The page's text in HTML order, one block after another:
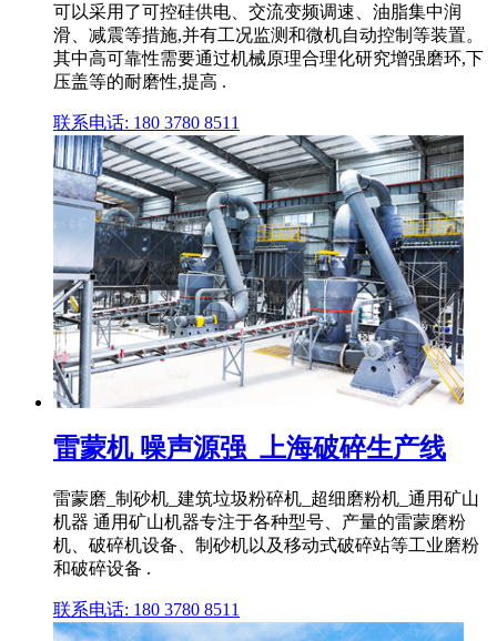
可以采用了可控硅供电、交流变频调速、油脂集中润
滑、减震等措施,并有工况监测和微机自动控制等装置。
其中高可靠性需要通过机械原理合理化研究增强磨环,下
压盖等的耐磨性,提高 .
联系电话: 180 3780 8511
雷蒙机 噪声源强_上海破碎生产线
雷蒙磨_制砂机_建筑垃圾粉碎机_超细磨粉机_通用矿山
机器 通用矿山机器专注于各种型号、产量的雷蒙磨粉
机、破碎机设备、制砂机以及移动式破碎站等工业磨粉
和破碎设备 .
联系电话: 180 3780 8511